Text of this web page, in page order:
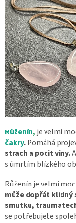
Růženín, je velmi
čakry.Pomáhá
strach a pocit viny.
s úmrtím blízkého
Růženín je velmi
může dopřát klidný
smutku,
se potřebujete